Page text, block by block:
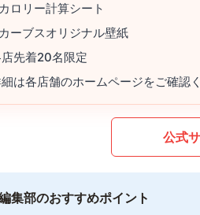
リー計算シート
ブスオリジナル壁紙
先着20名限定
は各店舗のホームページをご確認
公式
集部のおすすめポイント